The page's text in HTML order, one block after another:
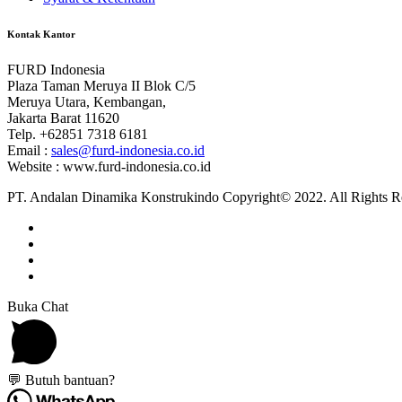
Kontak Kantor
FURD Indonesia
Plaza Taman Meruya II Blok C/5
Meruya Utara, Kembangan,
Jakarta Barat 11620
Telp. +62851 7318 6181
Email : sales@furd-indonesia.co.id
Website : www.furd-indonesia.co.id
PT. Andalan Dinamika Konstrukindo Copyright© 2022. All Rights
Buka Chat
💬 Butuh bantuan?